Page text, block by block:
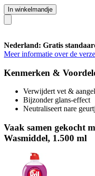
In winkelmandje
Nederland: Gratis
Meer informatie over de
Kenmerken &
Verwijdert vet &
Bijzonder glans-effect
Neutraliseert nare
Vaak samen gekocht
Wasmiddel, 1.500 ml